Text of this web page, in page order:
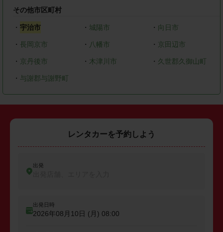
その他市区町村
・ 宇治市 ・ 城陽市 ・ 向日市
・ 長岡京市 ・ 八幡市 ・ 京田辺市
・ 京丹後市 ・ 木津川市 ・ 久世郡久御山町
・ 与謝郡与謝野町
レンタカーを予約しよう
出発
出発日時
2026年08月10日 (月) 08:00